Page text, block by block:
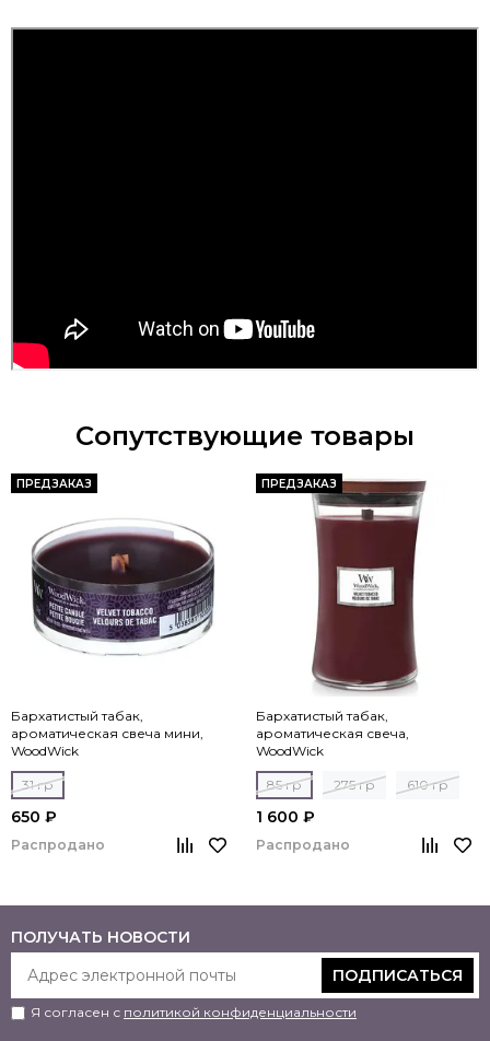
Сопутствующие товары
ПРЕДЗАКАЗ
Бархатистый табак,
ароматическая свеча мини,
WoodWick
31 гр
650 ₽
Распродано
ПРЕДЗАКАЗ
Бархатистый табак,
ароматическая свеча,
WoodWick
85 гр 275 гр 610 гр
1 600 ₽
Распродано
ПОЛУЧАТЬ НОВОСТИ
ПОДПИСАТЬСЯ
Я согласен с политикой конфиденциальности